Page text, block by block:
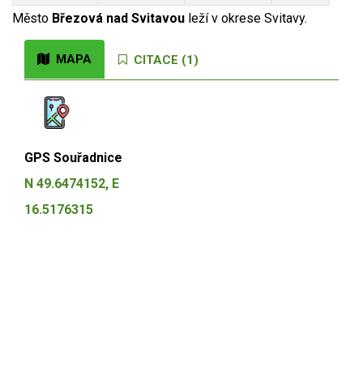
Město Březová nad Svitavou leží v okrese Svitavy.
MAPA CITACE (1)
GPS Souřadnice
N 49.6474152, E
16.5176315